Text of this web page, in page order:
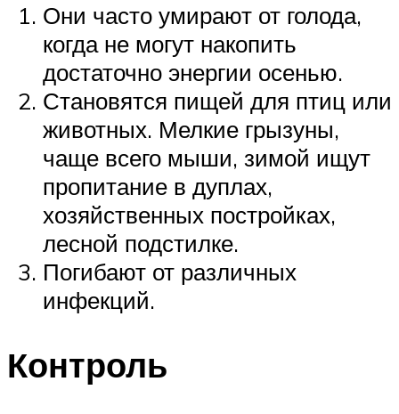
Они часто умирают от голода,
когда не могут накопить
достаточно энергии осенью.
Становятся пищей для птиц или
животных. Мелкие грызуны,
чаще всего мыши, зимой ищут
пропитание в дуплах,
хозяйственных постройках,
лесной подстилке.
Погибают от различных
инфекций.
Контроль